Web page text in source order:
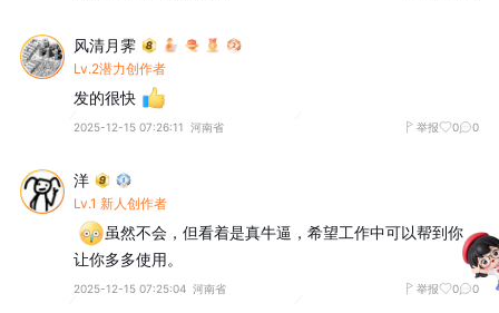
风清月霁
Lv.2潜力创作者
发的很快
2025-12-15 07:26:11 河南省 举报 0 0
洋
Lv.1 新人创作者
虽然不会，但看着是真牛逼，希望工作中可以帮到你，
让你多多使用。
2025-12-15 07:25:04 河南省 举报 0 0